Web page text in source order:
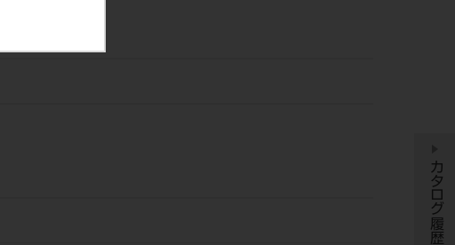
カタログ履歴